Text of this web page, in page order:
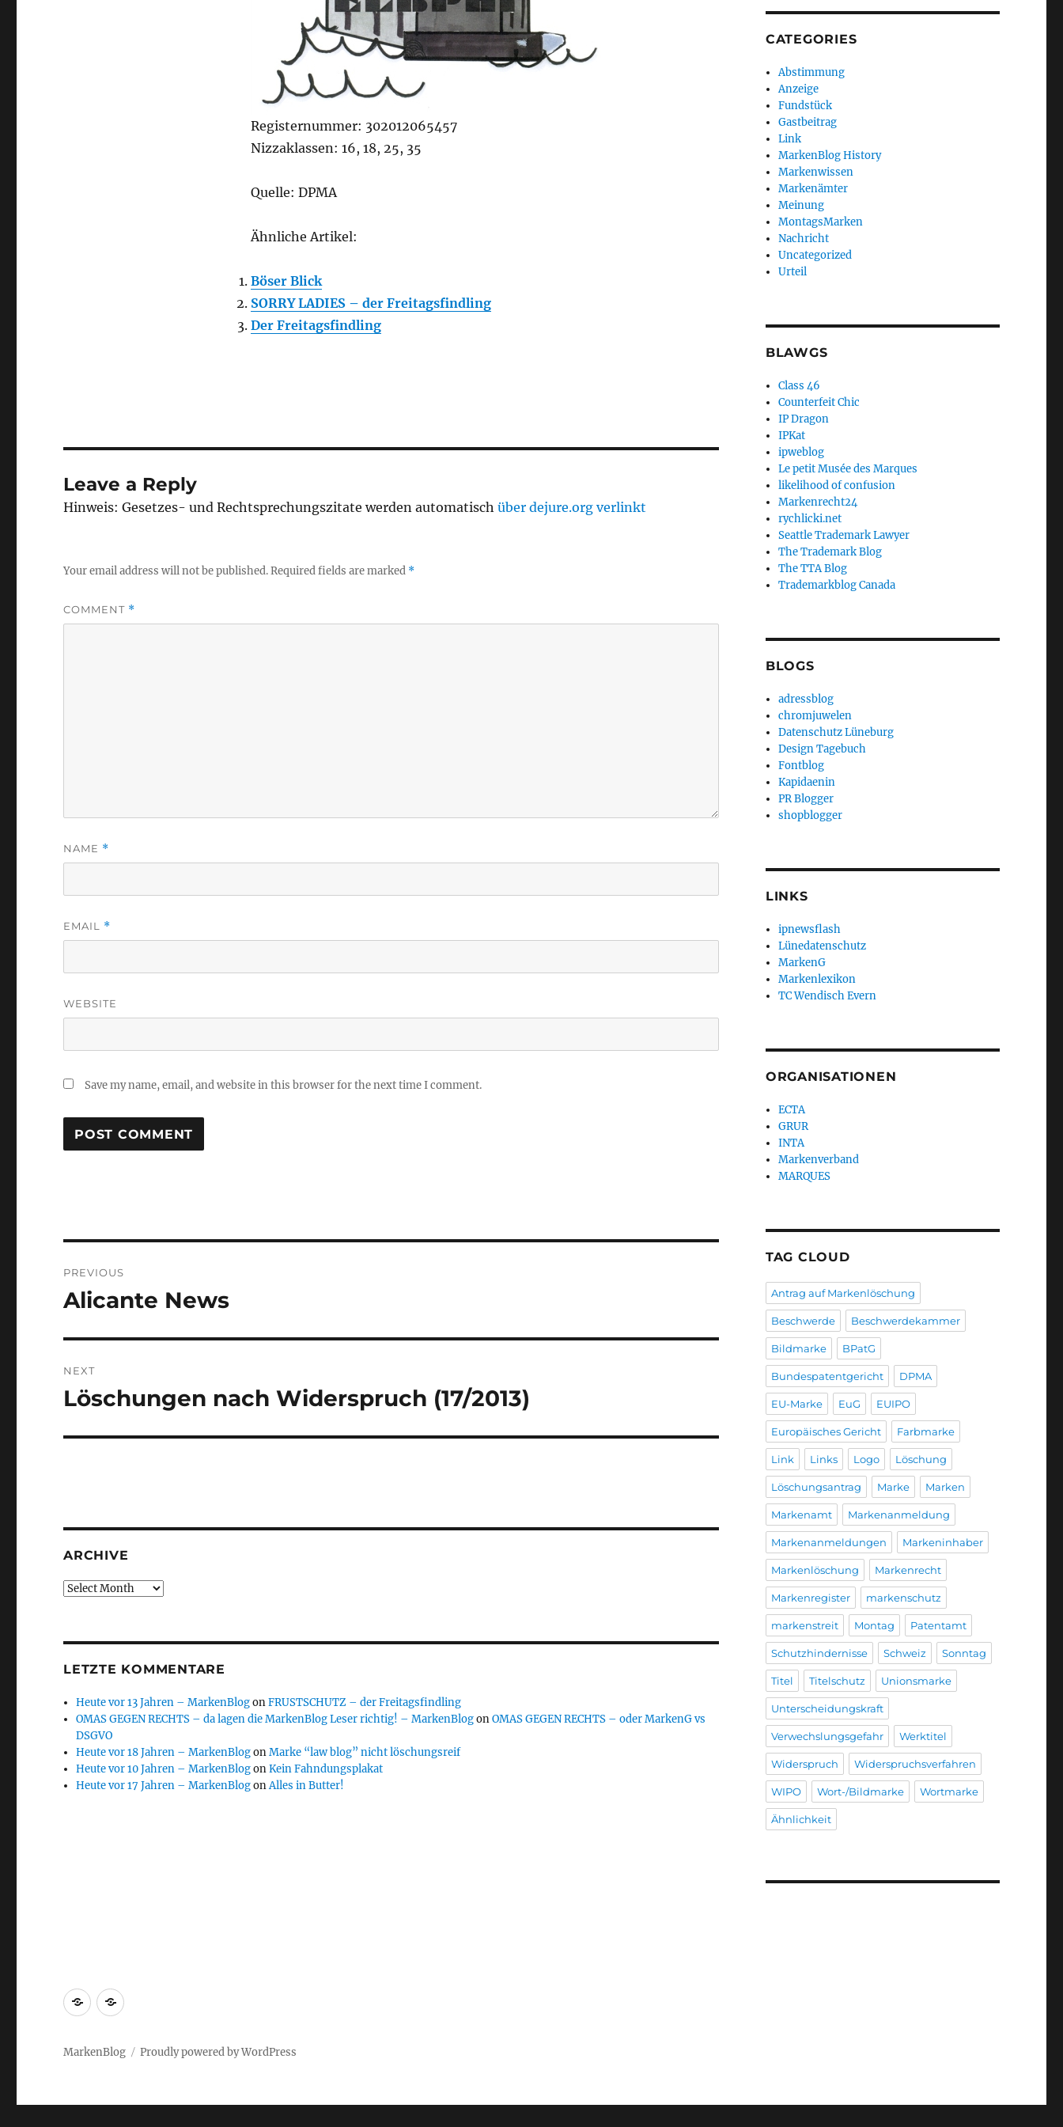
Registernummer: 302012065457
Nizzaklassen: 16, 18, 25, 35
Quelle: DPMA
Ähnliche Artikel:
Böser Blick
SORRY LADIES – der Freitagsfindling
Der Freitagsfindling
Leave a Reply
Hinweis: Gesetzes- und Rechtsprechungszitate werden automatischüber dejure.org verlinkt
Your email address will not be published.Required fields are marked *
COMMENT *
NAME *
EMAIL *
WEBSITE
Save my name, email, and website in this browser for the next time I comment.
navigation
PREVIOUS
Previous
Alicante News
NEXT
Next
Löschungen nach Widerspruch (17/2013)
ARCHIVE
Archive
LETZTE KOMMENTARE
Heute vor 13 Jahren – MarkenBlogonFRUSTSCHUTZ – der Freitagsfindling
OMAS GEGEN RECHTS – da lagen die MarkenBlog Leser richtig! – MarkenBlogonOMAS GEGEN RECHTS – oder MarkenG vs
DSGVO
Heute vor 18 Jahren – MarkenBlogonMarke “law blog” nicht löschungsreif
Heute vor 10 Jahren – MarkenBlogonKein Fahndungsplakat
Heute vor 17 Jahren – MarkenBlogonAlles in Butter!
CATEGORIES
Abstimmung
Anzeige
Fundstück
Gastbeitrag
Link
MarkenBlog History
Markenwissen
Markenämter
Meinung
MontagsMarken
Nachricht
Uncategorized
Urteil
BLAWGS
Class 46
Counterfeit Chic
IP Dragon
IPKat
ipweblog
Le petit Musée des Marques
likelihood of confusion
Markenrecht24
rychlicki.net
Seattle Trademark Lawyer
The Trademark Blog
The TTA Blog
Trademarkblog Canada
BLOGS
adressblog
chromjuwelen
Datenschutz Lüneburg
Design Tagebuch
Fontblog
Kapidaenin
PR Blogger
shopblogger
LINKS
ipnewsflash
Lünedatenschutz
MarkenG
Markenlexikon
TC Wendisch Evern
ORGANISATIONEN
ECTA
GRUR
INTA
Markenverband
MARQUES
TAG CLOUD
Antrag auf Markenlöschung
Beschwerde Beschwerdekammer
Bildmarke BPatG
Bundespatentgericht DPMA
EU-Marke EuG EUIPO
Europäisches Gericht Farbmarke
Link Links Logo Löschung
Löschungsantrag Marke Marken
Markenamt Markenanmeldung
Markenanmeldungen Markeninhaber
Markenlöschung Markenrecht
Markenregister markenschutz
markenstreit Montag Patentamt
Schutzhindernisse Schweiz Sonntag
Titel Titelschutz Unionsmarke
Unterscheidungskraft
Verwechslungsgefahr Werktitel
Widerspruch Widerspruchsverfahren
WIPO Wort-/Bildmarke Wortmarke
Ähnlichkeit
Markenrecherche
Gastbeiträge
MarkenBlog Proudly powered by WordPress